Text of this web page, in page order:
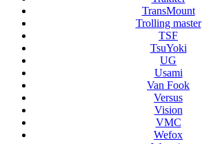
TransMount
Trolling master
TSF
TsuYoki
UG
Usami
Van Fook
Versus
Vision
VMC
Wefox